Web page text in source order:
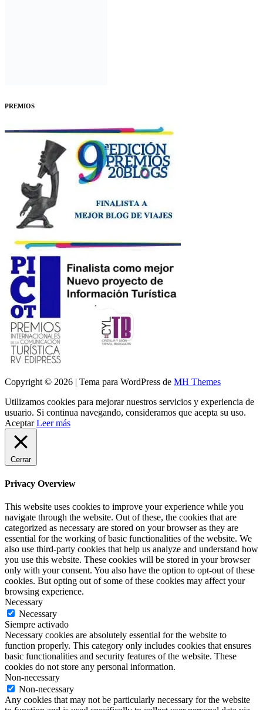
PREMIOS
Copyright © 2026 | Tema para WordPress de MH Themes
Utilizamos cookies para mejorar nuestros servicios y experiencia de
usuario. Si continua navegando, consideramos que acepta su uso.
Aceptar Leer más
Cerrar
Privacy Overview
This website uses cookies to improve your experience while you
navigate through the website. Out of these, the cookies that are
categorized as necessary are stored on your browser as they are
essential for the working of basic functionalities of the website. We
also use third-party cookies that help us analyze and understand how
you use this website. These cookies will be stored in your browser
only with your consent. You also have the option to opt-out of these
cookies. But opting out of some of these cookies may affect your
browsing experience.
Necessary
Necessary
Siempre activado
Necessary cookies are absolutely essential for the website to
function properly. This category only includes cookies that ensures
basic functionalities and security features of the website. These
cookies do not store any personal information.
Non-necessary
Non-necessary
Any cookies that may not be particularly necessary for the website